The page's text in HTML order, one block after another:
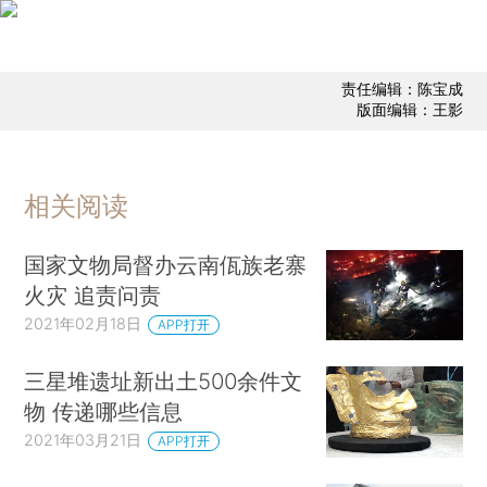
责任编辑：陈宝成
版面编辑：王影
相关阅读
国家文物局督办云南佤族老寨
火灾 追责问责
2021年02月18日 APP打开
三星堆遗址新出土500余件文
物 传递哪些信息
2021年03月21日 APP打开